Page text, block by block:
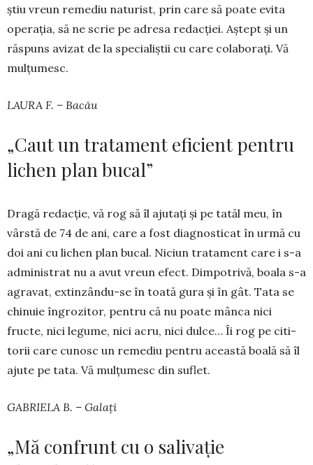
știu vreun remediu na­turist, prin care să poa­te evita
operația, să ne scrie pe adresa re­dacției. Aștept și un
răspuns avizat de la specialiștii cu care cola­borați. Vă
mulțumesc.
LAURA F. – Bacău
„Caut un tratament eficient pentru
lichen plan bucal”
Dragă redacție, vă rog să îl ajutați și pe tatăl meu, în
vârstă de 74 de ani, care a fost diag­nos­ti­cat în urmă cu
doi ani cu lichen plan bucal. Niciun tratament care i s-a
admi­nistrat nu a avut vreun efect. Dimpotrivă, boala s-a
agravat, extin­zându-se în toată gura și în gât. Tata se
chinuie îngrozitor, pentru că nu poate mânca nici
fructe, nici legume, nici acru, nici dulce… Îi rog pe citi­
torii care cunosc un remediu pentru această boală să îl
ajute pe tata. Vă mulțumesc din suflet.
GABRIELA B. – Galați
„Mă confrunt cu o salivație